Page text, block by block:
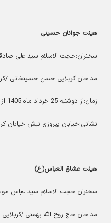
هیئت جوانان حسینی
سخنران:حجت الاسلام سید علی صادقی
مداحان:کربلایی حسن حسینخانی /
زمان:از دوشنبه 25 خرداد ماه 1405 از ساعت 20:30به مدت 10 شب
نشانی:خیابان پیروزی نبش خیابان
هیئت عشاق العباس(ع)
سخنران:حجت الاسلام سید عباس
مداحان:حاج روح الله بهمنی /کربلایی